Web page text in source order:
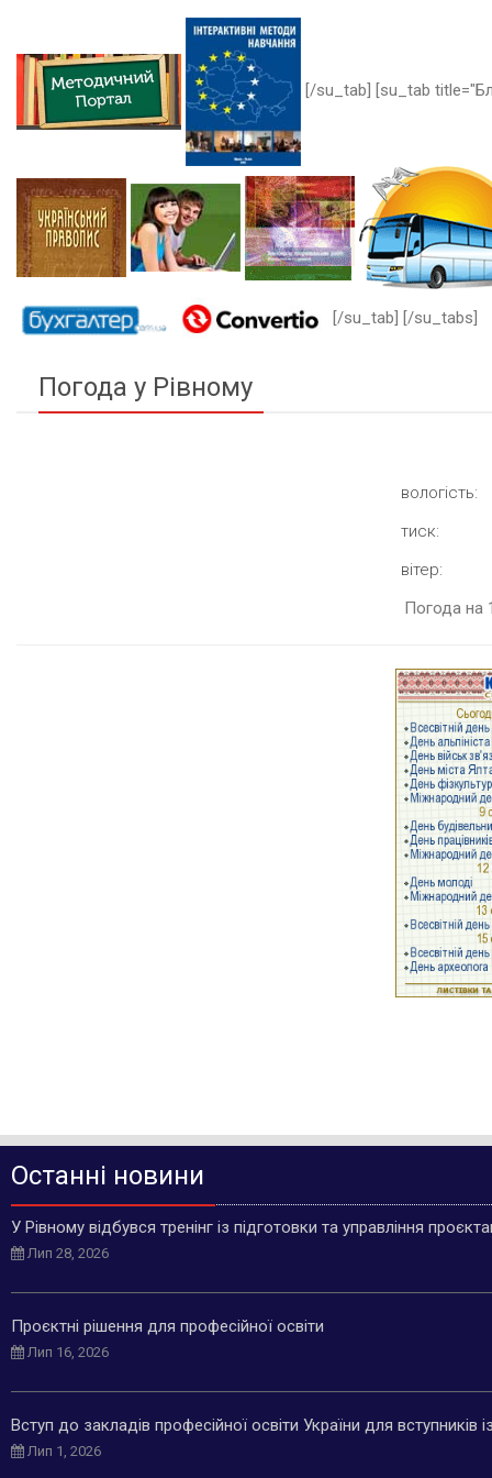
[/su_tab] [su_tab
[/su_tab] [/su_tabs]
Погода у Рівному
вологість:
тиск:
вітер:
Погода на
Останні новини
У Рівному відбувся тренінг із підготовки та управління
Лип 28, 2026
Проєктні рішення для професійної освіти
Лип 16, 2026
Вступ до закладів професійної освіти України для
Лип 1, 2026